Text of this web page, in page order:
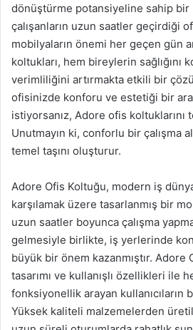
dönüştürme potansiyeline sahip bir
çalışanların uzun saatler geçirdiği
mobilyaların önemi her geçen gün
koltukları, hem bireylerin sağlığını
verimliliğini artırmakta etkili bir
ofisinizde konforu ve estetiği bir
istiyorsanız, Adore ofis
Unutmayın ki, conforlu bir çalışma
temel taşını oluşturur.
Adore Ofis Koltuğu, modern iş
karşılamak üzere tasarlanmış bir
uzun saatler boyunca çalışma
gelmesiyle birlikte, iş yerlerinde
büyük bir önem kazanmıştır. Adore
tasarımı ve kullanışlı özellikleri ile
fonksiyonellik arayan kullanıcıların
Yüksek kaliteli malzemelerden